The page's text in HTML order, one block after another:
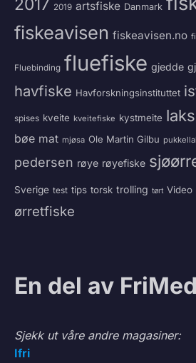
2017 2019 artsfiske Danmark
fiskeavisen fiskeavisen.no
Fluebinding fluefiske gjedde
havfiske Havforskningsinstituttet
spises kveite kveitefiske kystmeite laks
bøe mat mjøsa Ole Martin Gilbu
pedersen røye røyefiske
Sverige test tips torsk trolling tørt Video
ørretfiske
En del av
Sjekk ut våre andre magasiner:
Ifri